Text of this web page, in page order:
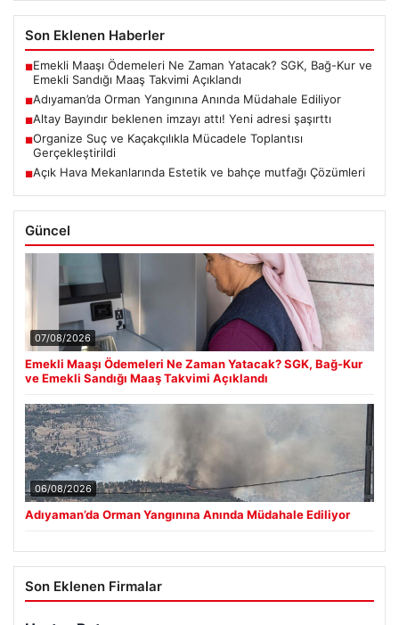
Son Eklenen Haberler
■Emekli Maaşı Ödemeleri Ne Zaman Yatacak? SGK, Bağ-Kur ve
Emekli Sandığı Maaş Takvimi Açıklandı
■Adıyaman’da Orman Yangınına Anında Müdahale Ediliyor
■Altay Bayındır beklenen imzayı attı! Yeni adresi şaşırttı
■Organize Suç ve Kaçakçılıkla Mücadele Toplantısı
Gerçekleştirildi
■Açık Hava Mekanlarında Estetik ve bahçe mutfağı Çözümleri
Güncel
07/08/2026
Emekli Maaşı Ödemeleri Ne Zaman Yatacak? SGK, Bağ-Kur
ve Emekli Sandığı Maaş Takvimi Açıklandı
06/08/2026
Adıyaman’da Orman Yangınına Anında Müdahale Ediliyor
Son Eklenen Firmalar